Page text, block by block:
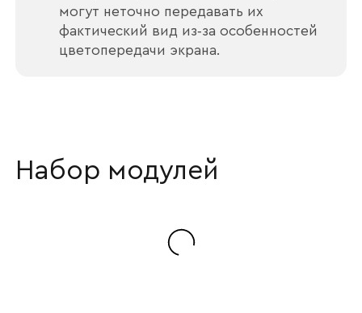
могут неточно передавать их
фактический вид из‑за особенностей
цветопередачи экрана.
Набор модулей
Ваше имя